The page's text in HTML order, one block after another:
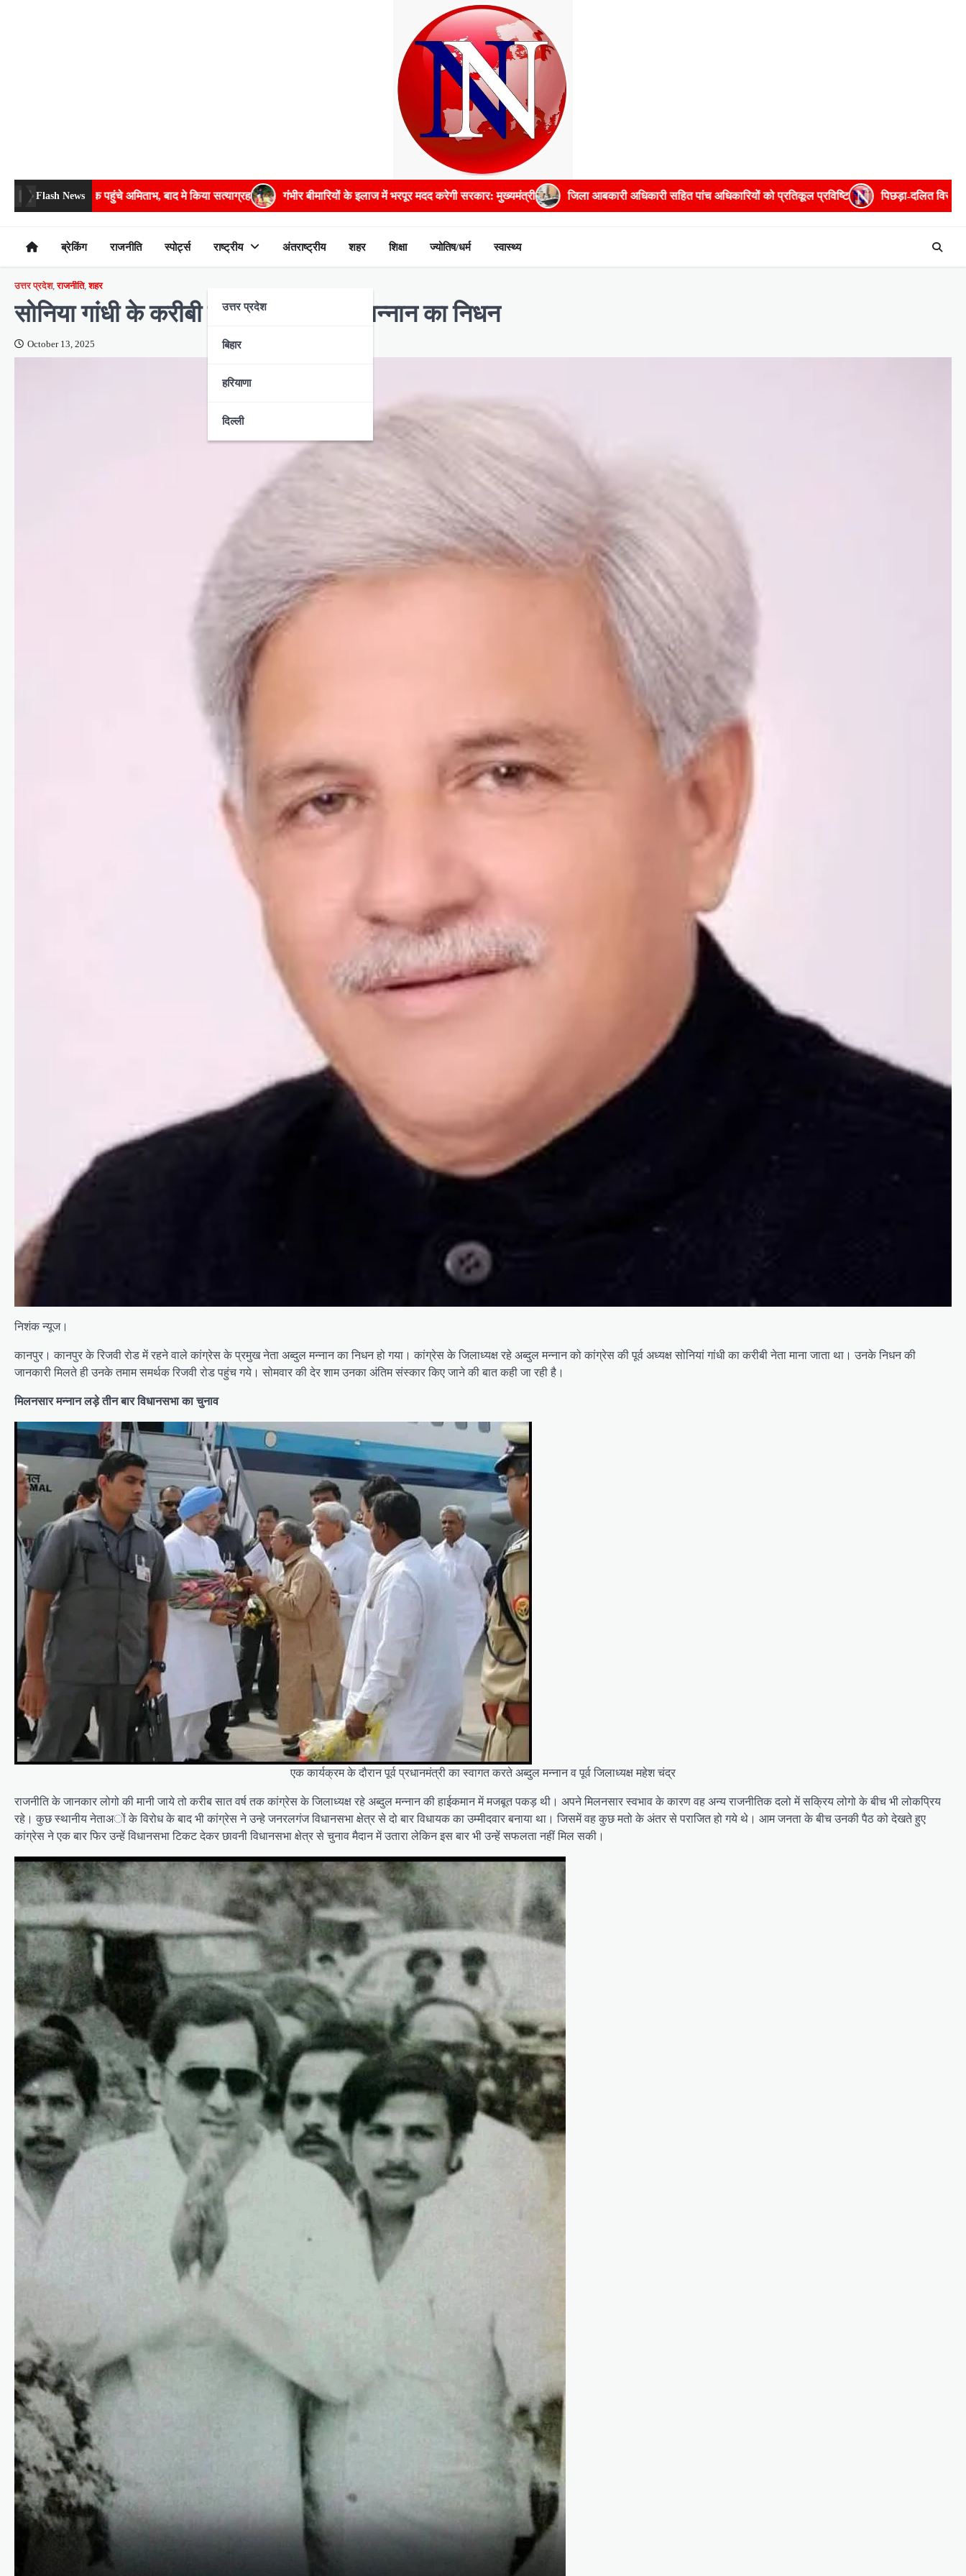
Flash News
बाद मे किया सत्याग्रह गंभीर बीमारियों के इलाज में भरपूर मदद करेगी सरकार: मुख्यमंत्री जिला आबकारी अधिकारी सहित पांच अधिकारियों को प्रतिकूल प्रविष्टि पिछड़ा-दलित विरोधी टिप्पणियों पर सुभासपा ने जताई
ब्रेकिंग राजनीति स्पोर्ट्स राष्ट्रीय
उत्तर प्रदेश
बिहार
हरियाणा
दिल्ली
अंतराष्ट्रीय शहर शिक्षा ज्योतिष/धर्म स्वास्थ्य
उत्तर प्रदेश,राजनीति,शहर
सोनिया गांधी के करीबी रहे कांग्रेस अब्दुल मन्नान का निधन
October 13, 2025
निशंक न्यूज।
कानपुर। कानपुर के रिजवी रोड में रहने वाले कांग्रेस के प्रमुख नेता अब्दुल मन्नान का निधन हो गया। कांग्रेस के जिलाध्यक्ष रहे अब्दुल मन्नान को कांग्रेस की पूर्व अध्यक्ष सोनियां गांधी का करीबी नेता माना जाता था। उनके निधन की
जानकारी मिलते ही उनके तमाम समर्थक रिजवी रोड पहुंच गये। सोमवार की देर शाम उनका अंतिम संस्कार किए जाने की बात कही जा रही है।
मिलनसार मन्नान लड़े तीन बार विधानसभा का चुनाव
एक कार्यक्रम के दौरान पूर्व प्रधानमंत्री का स्वागत करते अब्दुल मन्नान व पूर्व जिलाध्यक्ष महेश चंद्र
राजनीति के जानकार लोगो की मानी जाये तो करीब सात वर्ष तक कांग्रेस के जिलाध्यक्ष रहे अब्दुल मन्नान की हाईकमान में मजबूत पकड़ थी। अपने मिलनसार स्वभाव के कारण वह अन्य राजनीतिक दलो में सक्रिय लोगो के बीच भी लोकप्रिय
रहे। कुछ स्थानीय नेताअों के विरोध के बाद भी कांग्रेस ने उन्हे जनरलगंज विधानसभा क्षेत्र से दो बार विधायक का उम्मीदवार बनाया था। जिसमें वह कुछ मतो के अंतर से पराजित हो गये थे। आम जनता के बीच उनकी पैठ को देखते हुए
कांग्रेस ने एक बार फिर उन्हें विधानसभा टिकट देकर छावनी विधानसभा क्षेत्र से चुनाव मैदान में उतारा लेकिन इस बार भी उन्हें सफलता नहीं मिल सकी।